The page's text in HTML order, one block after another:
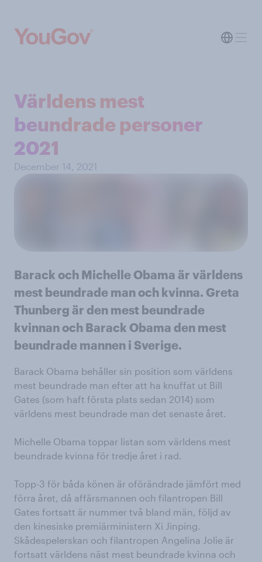
Världens mest
beundrade personer
2021
December 14, 2021
Barack och Michelle Obama är världens
mest beundrade man och kvinna. Greta
Thunberg är den mest beundrade
kvinnan och Barack Obama den mest
beundrade mannen i Sverige.
Barack Obama behåller sin position som världens
mest beundrade man efter att ha knuffat ut Bill
Gates (som haft första plats sedan 2014) som
världens mest beundrade man det senaste året.
Michelle Obama toppar listan som världens mest
beundrade kvinna för tredje året i rad.
Topp-3 för båda könen är oförändrade jämfört med
förra året, då affärsmannen och filantropen Bill
Gates fortsatt är nummer två bland män, följd av
den kinesiske premiärministern Xi Jinping.
Skådespelerskan och filantropen Angelina Jolie är
fortsatt världens näst mest beundrade kvinna och